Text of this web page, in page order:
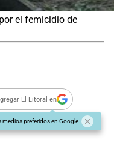
el femicidio de
El Litoral en
medios preferidos en Google